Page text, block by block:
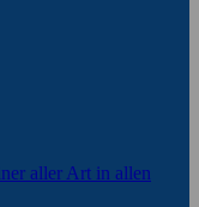
aller Art in allen